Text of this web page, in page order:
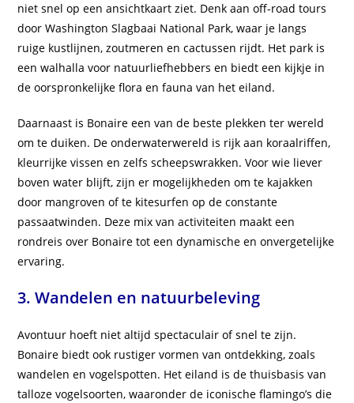
niet snel op een ansichtkaart ziet. Denk aan off-road tours
door Washington Slagbaai National Park, waar je langs
ruige kustlijnen, zoutmeren en cactussen rijdt. Het park is
een walhalla voor natuurliefhebbers en biedt een kijkje in
de oorspronkelijke flora en fauna van het eiland.
Daarnaast is Bonaire een van de beste plekken ter wereld
om te duiken. De onderwaterwereld is rijk aan koraalriffen,
kleurrijke vissen en zelfs scheepswrakken. Voor wie liever
boven water blijft, zijn er mogelijkheden om te kajakken
door mangroven of te kitesurfen op de constante
passaatwinden. Deze mix van activiteiten maakt een
rondreis over Bonaire tot een dynamische en onvergetelijke
ervaring.
3. Wandelen en natuurbeleving
Avontuur hoeft niet altijd spectaculair of snel te zijn.
Bonaire biedt ook rustiger vormen van ontdekking, zoals
wandelen en vogelspotten. Het eiland is de thuisbasis van
talloze vogelsoorten, waaronder de iconische flamingo’s die